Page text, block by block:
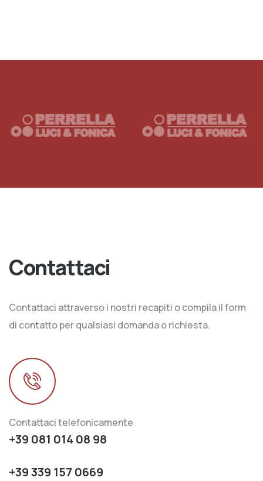
Contattaci
Contattaci attraverso i nostri recapiti o compila il form
di contatto per qualsiasi domanda o richiesta.
Contattaci telefonicamente
+39 081 014 08 98
+39 339 157 0669